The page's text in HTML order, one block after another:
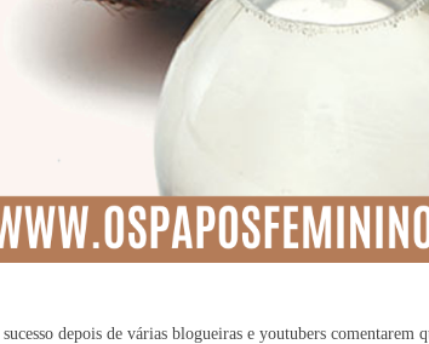
depois de várias blogueiras e youtubers comentarem